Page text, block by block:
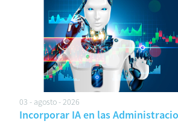
03 - agosto - 2026
Incorporar IA en las